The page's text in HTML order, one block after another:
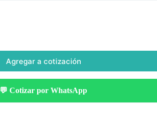
Agregar a cotización
💬 Cotizar por WhatsApp